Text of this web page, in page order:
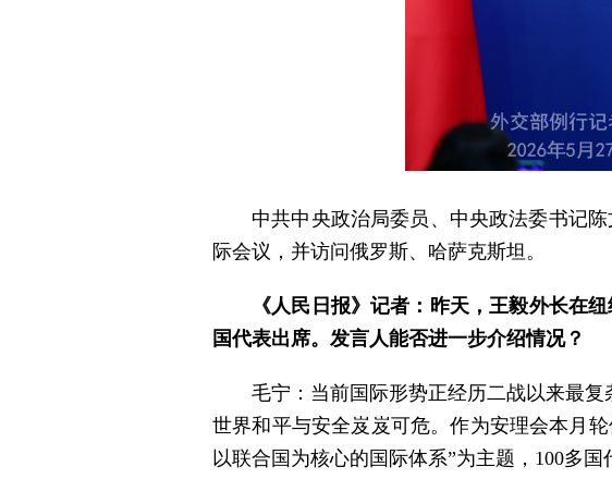
中共中央政治局委员、中央政法委书记
际会议，并访问俄罗斯、哈萨克斯坦。
《人民日报》记者：昨天，王毅外长在
国代表出席。发言人能否进一步介绍情况？
毛宁：当前国际形势正经历二战以来最
世界和平与安全岌岌可危。作为安理会本月
以联合国为核心的国际体系”为主题，100多